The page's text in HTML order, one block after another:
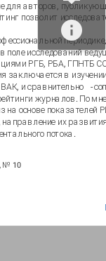
№ 10
авторов,
позволит
исследований
РГБ, РБА, ГПНТБ
заключается в
и сравнительно -
журналов. По
на основе
их
потока.